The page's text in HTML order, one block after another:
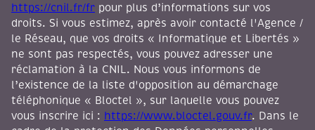
https://cnil.fr/fr pour plus d’informations sur vos
droits. Si vous estimez, après avoir contacté l'Agence /
le Réseau, que vos droits « Informatique et Libertés »
ne sont pas respectés, vous pouvez adresser une
réclamation à la CNIL. Nous vous informons de
l’existence de la liste d'opposition au démarchage
téléphonique « Bloctel », sur laquelle vous pouvez
vous inscrire ici : https://www.bloctel.gouv.fr. Dans le